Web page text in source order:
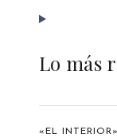
Lo más
«EL